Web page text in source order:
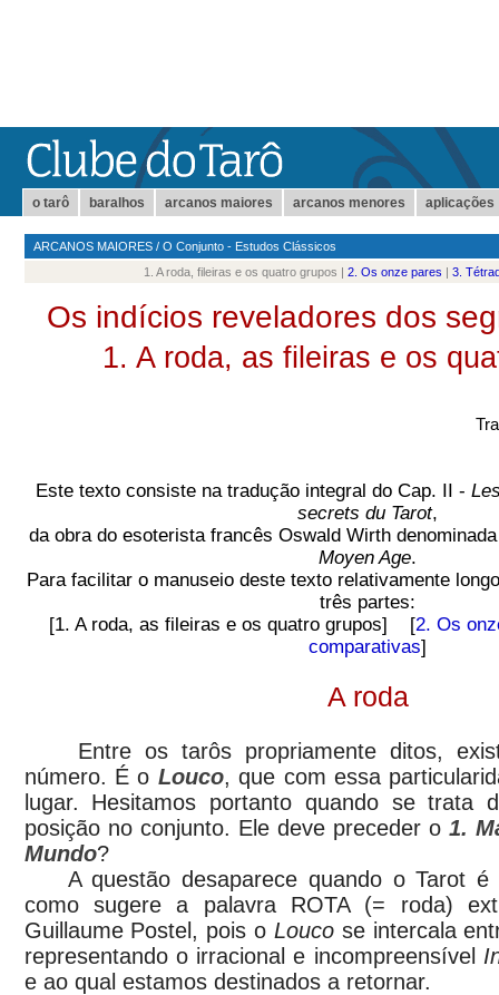
o tarô baralhos arcanos maiores arcanos menores aplicações
ARCANOS MAIORES / O Conjunto - Estudos Clássicos
1. A roda, fileiras e os quatro grupos | 2. Os onze pares | 3.
Os indícios reveladores dos
1. A roda, as fileiras e os
Este texto consiste na tradução integral do Cap. II -
secrets du Tarot,
da obra do esoterista francês Oswald Wirth
Moyen Age.
Para facilitar o manuseio deste texto relativamente
três partes:
[1. A roda, as fileiras e os quatro grupos] [2. Os
comparativas]
A roda
Entre os tarôs propriamente ditos,
número. É o Louco, que com essa
lugar. Hesitamos portanto quando se trata
posição no conjunto. Ele deve preceder o 1.
Mundo?
A questão desaparece quando o Tarot é
como sugere a palavra ROTA (= roda)
Guillaume Postel, pois o Loucose intercala
representando o irracional e incompreensível
e ao qual estamos destinados a retornar.